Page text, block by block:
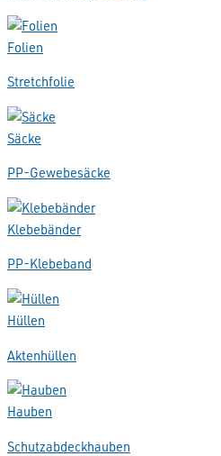
Folien
Stretchfolie
Säcke
PP-Gewebesäcke
Klebebänder
PP-Klebeband
Hüllen
Aktenhüllen
Hauben
Schutzabdeckhauben